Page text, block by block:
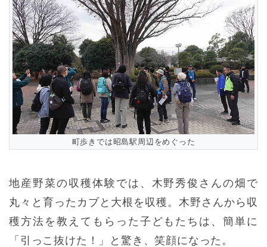
町歩きでは昭島駅周辺をめぐった
地産野菜の収穫体験では、木野秀俊さんの畑で
丸々と育ったカブと大根を収穫。木野さんから収
穫方法を教えてもらった子どもたちは、簡単に
「引っこ抜けた！」と驚き、笑顔になった。